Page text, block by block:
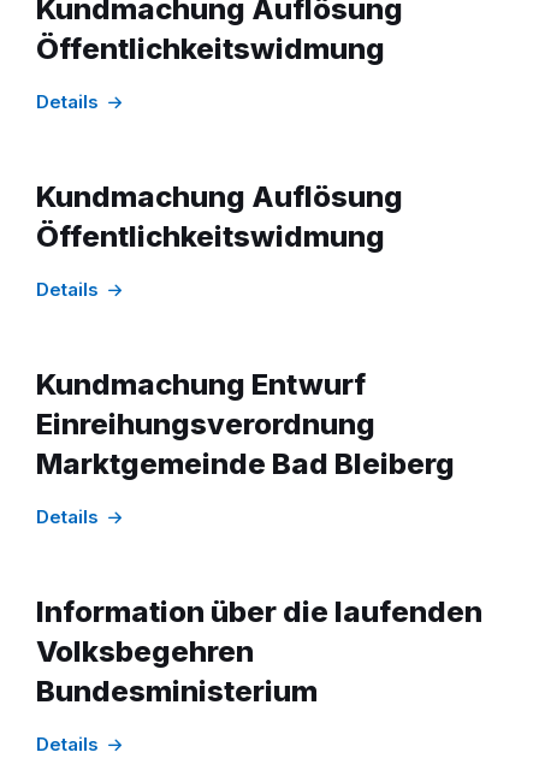
Kundmachung Auflösung
Öffentlichkeitswidmung
Details
Kundmachung Auflösung
Öffentlichkeitswidmung
Details
Kundmachung Entwurf
Einreihungsverordnung
Marktgemeinde Bad Bleiberg
Details
Information über die laufenden
Volksbegehren
Bundesministerium
Details